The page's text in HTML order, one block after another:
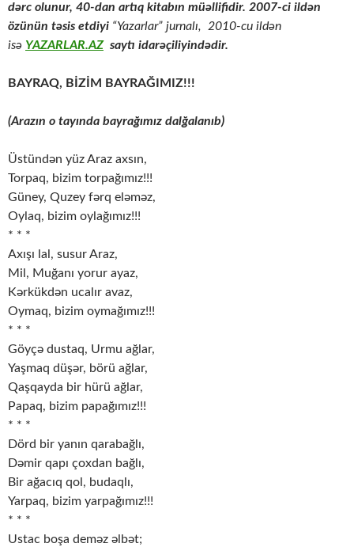
dərc olunur, 40-dan artıq kitabın müəllifidir. 2007-ci ildən
özünün təsis etdiyi “Yazarlar” jurnalı, 2010-cu ildən
isə YAZARLAR.AZsaytı idarəçiliyindədir.
BAYRAQ, BİZİM BAYRAĞIMIZ!!!
(Arazın o tayında bayrağımız dalğalanıb)
Üstündən yüz Araz axsın,
Torpaq, bizim torpağımız!!!
Güney, Quzey fərq eləməz,
Oylaq, bizim oylağımız!!!
* * *
Axışı lal, susur Araz,
Mil, Muğanı yorur ayaz,
Kərkükdən ucalır avaz,
Oymaq, bizim oymağımız!!!
* * *
Göyçə dustaq, Urmu ağlar,
Yaşmaq düşər, börü ağlar,
Qaşqayda bir hürü ağlar,
Papaq, bizim papağımız!!!
* * *
Dörd bir yanın qarabağlı,
Dəmir qapı çoxdan bağlı,
Bir ağacıq qol, budaqlı,
Yarpaq, bizim yarpağımız!!!
* * *
Ustac boşa deməz əlbət;